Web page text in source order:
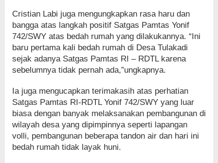
Cristian Labi juga mengungkapkan rasa haru dan
bangga atas langkah positif Satgas Pamtas Yonif
742/SWY atas bedah rumah yang dilakukannya. “Ini
baru pertama kali bedah rumah di Desa Tulakadi
sejak adanya Satgas Pamtas RI – RDTL karena
sebelumnya tidak pernah ada,”ungkapnya.
Ia juga mengucapkan terimakasih atas perhatian
Satgas Pamtas RI-RDTL Yonif 742/SWY yang luar
biasa dengan banyak melaksanakan pembangunan di
wilayah desa yang dipimpinnya seperti lapangan
volli, pembangunan beberapa tandon air dan hari ini
bedah rumah tidak layak huni.